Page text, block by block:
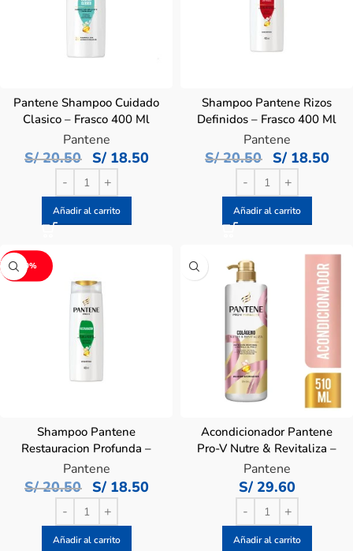
Pantene Shampoo Cuidado
Clasico – Frasco 400 Ml
Pantene
S/20.50 S/18.50
Añadir al carrito
Shampoo Pantene Rizos
Definidos – Frasco 400 Ml
Pantene
S/20.50 S/18.50
Añadir al carrito
-10%
Shampoo Pantene
Restauracion Profunda –
Frasco 400 Ml
Pantene
S/20.50 S/18.50
Añadir al carrito
Acondicionador Pantene
Pro-V Nutre & Revitaliza –
Frasco 510 ML
Pantene
S/29.60
Añadir al carrito